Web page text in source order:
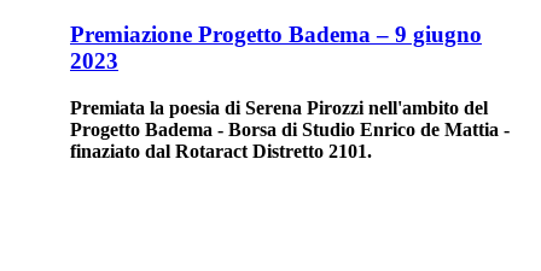
Premiazione Progetto Badema – 9 giugno
2023
Premiata la poesia di Serena Pirozzi nell'ambito del
Progetto Badema - Borsa di Studio Enrico de Mattia -
finaziato dal Rotaract Distretto 2101.